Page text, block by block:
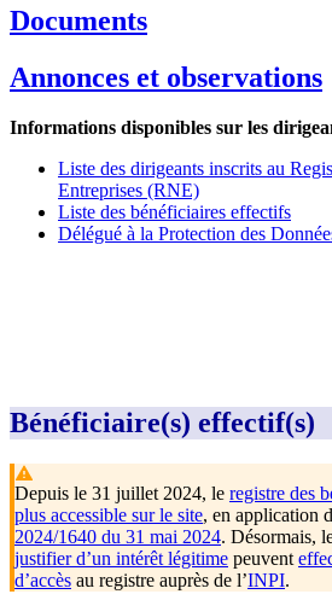
Documents
Annonces et observations
Informations disponibles sur les
Liste des dirigeants inscrits au
Entreprises (RNE)
Liste des bénéficiaires effectifs
Délégué à la Protection des
Bénéficiaire(s) effectif(s)
Depuis le 31 juillet 2024, le registre des
plus accessible sur le site, en application
2024/1640 du 31 mai 2024. Désormais,
justifier d’un intérêt légitime peuvent
d’accès au registre auprès de l’INPI.